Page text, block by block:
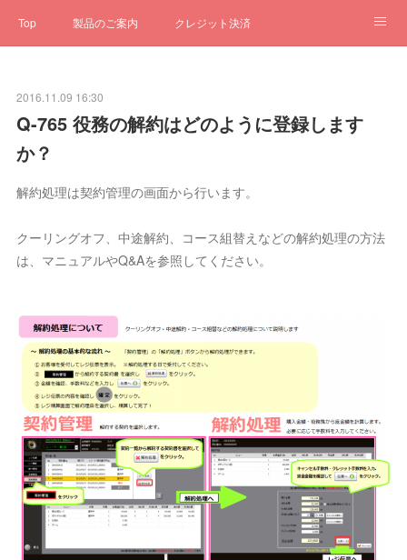
Top 製品のご案内 クレジット決済
2016.11.09 16:30
Q-765 役務の解約はどのように登録します
か？
解約処理は契約管理の画面から行います。
クーリングオフ、中途解約、コース組替えなどの解約処理の方法
は、マニュアルやQ&Aを参照してください。